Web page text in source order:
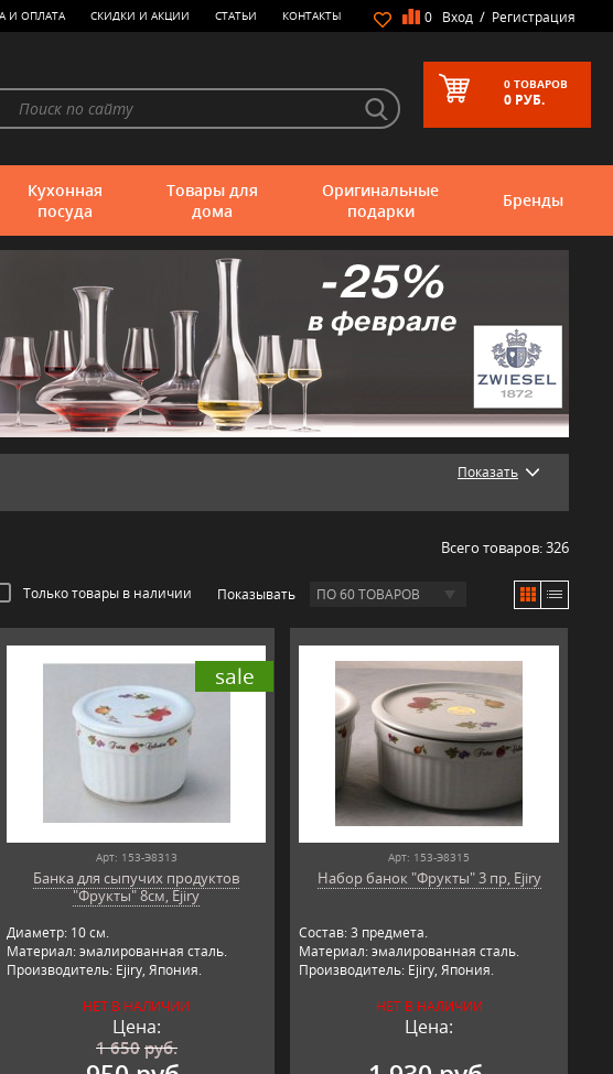
0 Вход / Регистрация
И ОПЛАТА СКИДКИ И АКЦИИ СТАТЬИ КОНТАКТЫ
0 ТОВАРОВ
0 РУБ.
Кухонная
посуда
Товары для
дома
Оригинальные
подарки
Бренды
Показать
Всего товаров:326
Только товары в наличии Показывать ПО 60 ТОВАРОВ
sale
Арт: 153-Э8313
Банка для сыпучих продуктов
"Фрукты" 8см, Ejiry
Диаметр: 10 см.
Материал: эмалированная сталь.
Производитель: Ejiry, Япония.
НЕТ В НАЛИЧИИ
Цена:
1 650 руб.
Арт: 153-Э8315
Набор банок "Фрукты" 3 пр, Ejiry
Состав: 3 предмета.
Материал: эмалированная сталь.
Производитель: Ejiry, Япония.
НЕТ В НАЛИЧИИ
Цена: